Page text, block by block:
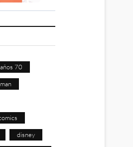
años 70
disney